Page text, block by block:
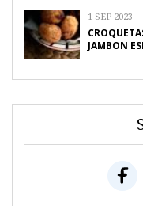
1 SEP 2023
JAMBON